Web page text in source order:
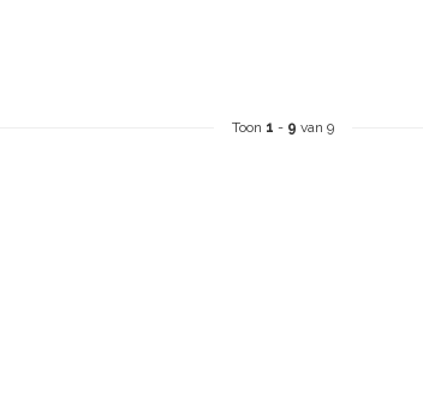
Toon 1 - 9 van 9